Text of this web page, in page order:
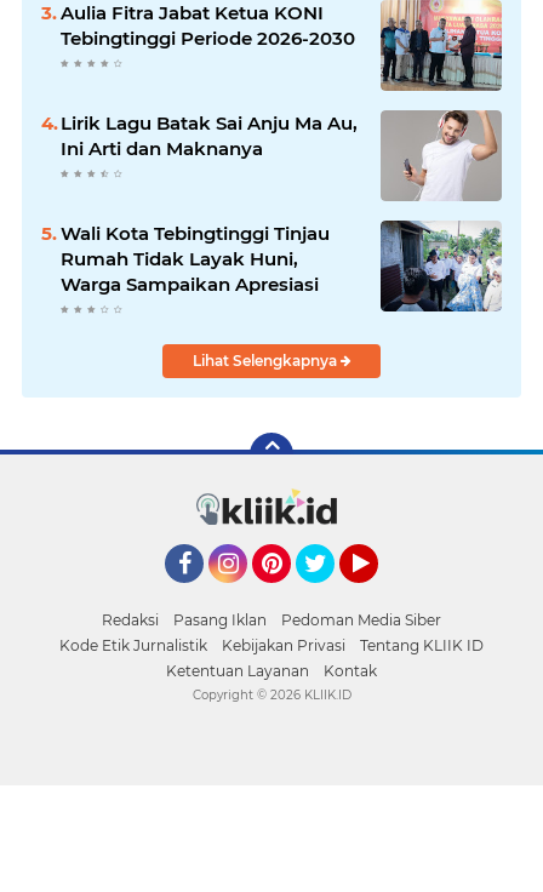
Aulia Fitra Jabat Ketua KONI
Tebingtinggi Periode 2026-2030
Lirik Lagu Batak Sai Anju Ma Au,
Ini Arti dan Maknanya
Wali Kota Tebingtinggi Tinjau
Rumah Tidak Layak Huni,
Warga Sampaikan Apresiasi
Lihat Selengkapnya
Redaksi Pasang Iklan
Pedoman Media Siber
Kode Etik Jurnalistik
Kebijakan Privasi
Tentang KLIIK ID
Ketentuan Layanan
Kontak
Copyright © 2026 KLIIK.ID